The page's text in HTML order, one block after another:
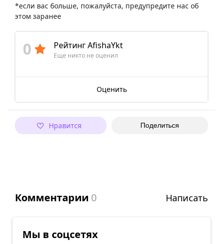
*если вас больше, пожалуйста, предупредите нас об
этом заранее
0 Рейтинг AfishaYkt
Еще никто не оценил
Оценить
Нравится Поделиться
Комментарии 0 Написать
Мы в соцсетях